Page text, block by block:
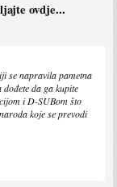
ovdje...
se napravila pametna
da ga kupite
i D-SUBom što
koje se prevodi